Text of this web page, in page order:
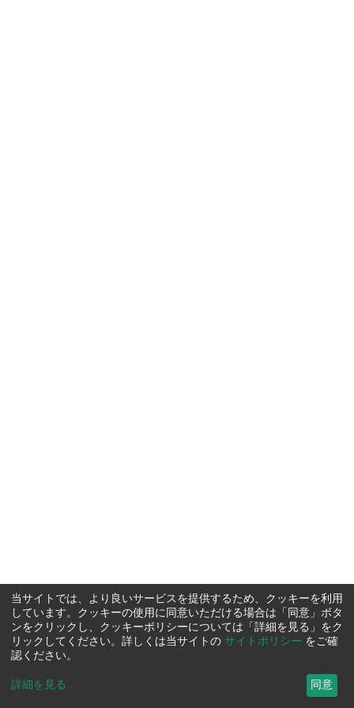
当サイトでは、より良いサービスを提供するため、クッキーを利用
しています。クッキーの使用に同意いただける場合は「同意」ボタ
ンをクリックし、クッキーポリシーについては「詳細を見る」をク
リックしてください。詳しくは当サイトの サイトポリシー をご確
認ください。
詳細を見る ... 同意